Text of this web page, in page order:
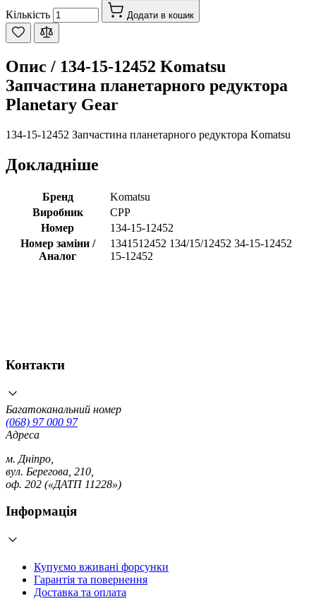
Кількість Додати в кошик
Опис / 134-15-12452 Komatsu
Запчастина планетарного редуктора
Planetary Gear
134-15-12452 Запчастина планетарного редуктора Komatsu
Докладніше
Бренд
Komatsu
Виробник
CPP
Номер
134-15-12452
Номер заміни /
Аналог
1341512452 134/15/12452 34-15-12452
15-12452
Контакти
Багатоканальний номер
(068) 97 000 97
Адреса
м. Дніпро,
вул. Берегова, 210,
оф. 202 («ДАТП 11228»)
Інформація
Купуємо вживані форсунки
Гарантія та повернення
Доставка та оплата